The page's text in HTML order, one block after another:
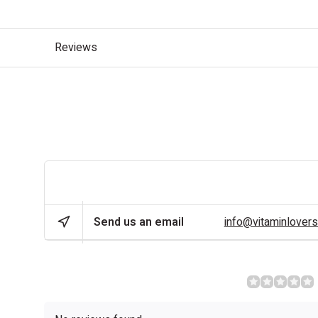
Reviews
Send us an email